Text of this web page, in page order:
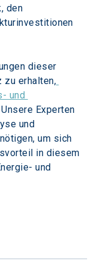
den
dieser
zu erhalten,
und
Unsere Experten
und
um sich
in diesem
und